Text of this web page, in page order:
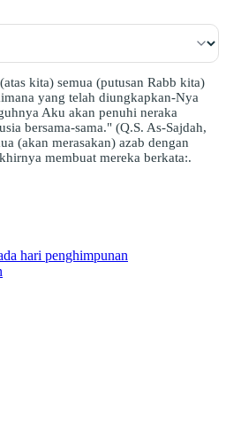
kita) semua (putusan Rabb kita)
yang telah diungkapkan-Nya
Aku akan penuhi neraka
bersama-sama." (Q.S. As-Sajdah,
(akan merasakan) azab dengan
membuat mereka berkata:.
hari penghimpunan